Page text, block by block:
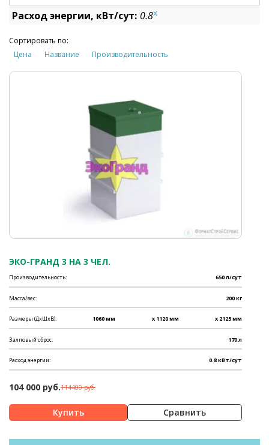
Расход энергии, кВт/сут: 0.8x
Сортировать по:
Цена
Название Производительность
ЭКО-ГРАНД 3 НА 3 ЧЕЛ.
Производительность: 650 л/сут
Масса/вес: 200 кг
Размеры (ДхШхВ): 1060 мм x 1120 мм x 2125 мм
Залповый сброс: 170 л
Расход энергии: 0.8 кВт/сут
104 000 руб.114400 руб.
Сравнить